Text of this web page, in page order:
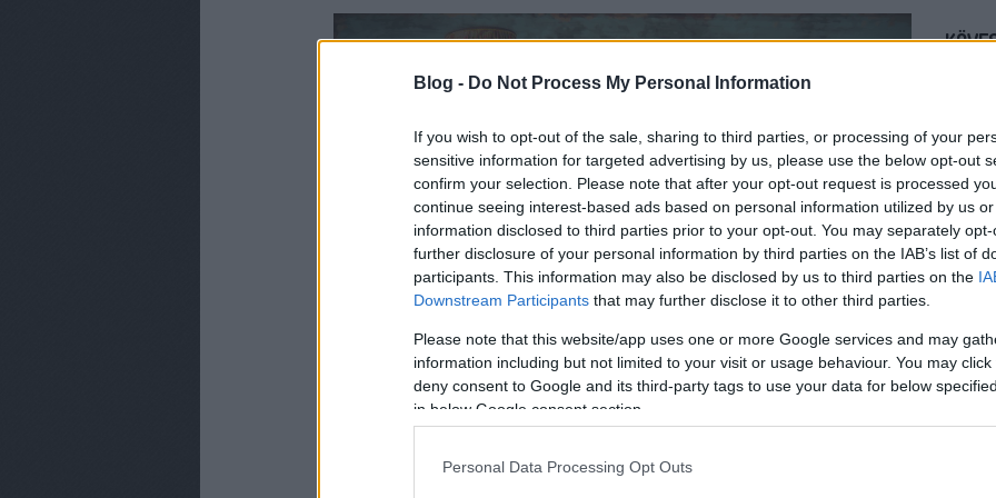
Blog - Do Not Process My Personal Information
If you wish to opt-out of the sale, sharing to third parties, or processing of your
sensitive information for targeted advertising by us, please use the below opt-out
confirm your selection. Please note that after your opt-out request is processed
continue seeing interest-based ads based on personal information utilized by us
information disclosed to third parties prior to your opt-out. You may separately
further disclosure of your personal information by third parties on the IAB’s list of
participants. This information may also be disclosed by us to third parties on the
Downstream Participants that may further disclose it to other third parties.
Please note that this website/app uses one or more Google services and may
information including but not limited to your visit or usage behaviour. You may
deny consent to Google and its third-party tags to use your data for below
in below Google consent section.
Personal Data Processing Opt Outs
A TV2 egyik legnépszerűbb formátuma, a Kincsvadászok hamarosan új
adásokkal tér vissza. A műsor a kezdetek óta hatalmas sikernek örvend,
most pedig hivatalossá vált: az új évad forgatásaelindult.
2024 januárjában indult , azóta pedig három évadot és egy
A
a
arca
Mit
őszén?
TV2